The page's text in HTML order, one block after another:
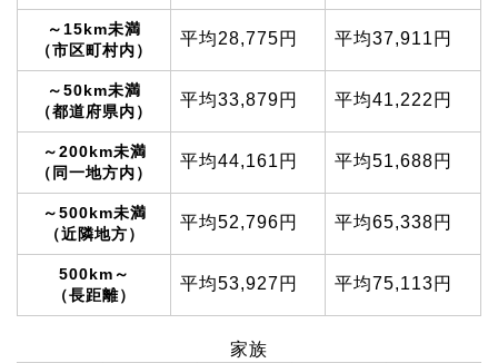
～15km未満
（市区町村内）
平均28,775円 平均37,911 円
～50km未満
（都道府県内）
平均33,879円 平均41,222 円
～200km未満
（同一地方内）
平均44,161 円 平均51,688円
～500km未満
（近隣地方）
平均52,796円 平均65,338円
500km～
（長距離）
平均53,927円 平均75,113円
家族